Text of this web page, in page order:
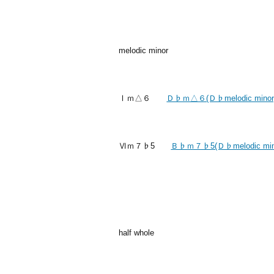
melodic minor
Ⅰｍ△６ Ｄ♭ｍ△６(Ｄ♭melodic
Ⅵｍ７♭5 Ｂ♭ｍ７♭5(Ｄ♭melodic
half whole